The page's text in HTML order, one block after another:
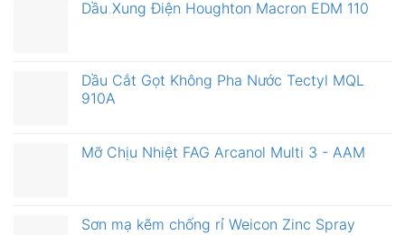
Dầu Xung Điện Houghton Macron EDM 110
Dầu Cắt Gọt Không Pha Nước Tectyl MQL
910A
Mỡ Chịu Nhiệt FAG Arcanol Multi 3 - AAM
Sơn mạ kẽm chống rỉ Weicon Zinc Spray